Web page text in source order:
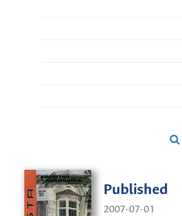
Published
2007-07-01